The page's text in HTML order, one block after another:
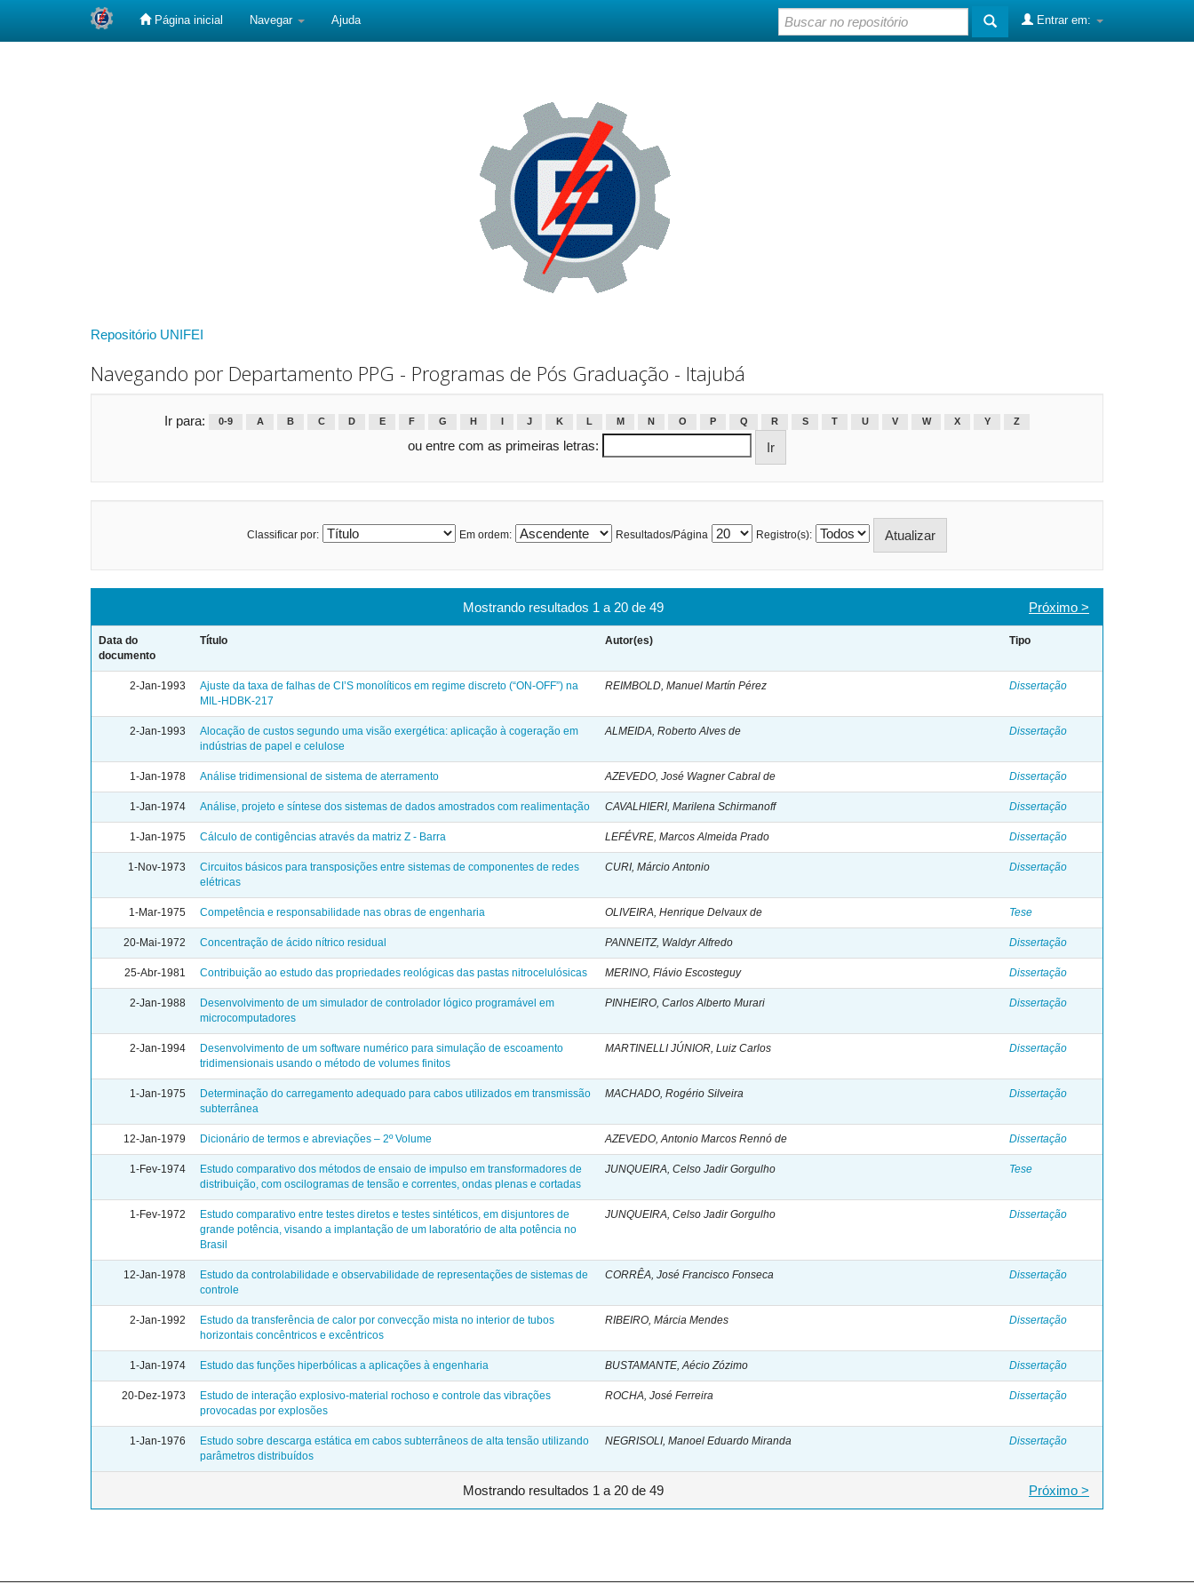
Página inicial Navegar Ajuda Entrar em:
Repositório UNIFEI
Navegando por Departamento PPG - Programas de Pós Graduação - Itajubá
Ir para: 0-9 A B C D E F G H J K L M N O P Q R S T U V W X Y Z
ou entre com as primeiras letras:
Classificar por: Em ordem: Resultados/Página Registro(s):
Mostrando resultados 1 a 20 de 49 Próximo >
Data do
documento
Título Autor(es) Tipo
2-Jan-1993
Ajuste da taxa de falhas de CI’S monolíticos em regime discreto (“ON-OFF”) na
MIL-HDBK-217
REIMBOLD, Manuel Martín Pérez Dissertação
2-Jan-1993
Alocação de custos segundo uma visão exergética: aplicação à cogeração em
indústrias de papel e celulose
ALMEIDA, Roberto Alves de Dissertação
1-Jan-1978 Análise tridimensional de sistema de aterramento AZEVEDO, José Wagner Cabral de Dissertação
1-Jan-1974 Análise, projeto e síntese dos sistemas de dados amostrados com realimentação CAVALHIERI, Marilena Schirmanoff Dissertação
1-Jan-1975 Cálculo de contigências através da matriz Z - Barra LEFÉVRE, Marcos Almeida Prado Dissertação
1-Nov-1973
Circuitos básicos para transposições entre sistemas de componentes de redes
elétricas
CURI, Márcio Antonio Dissertação
1-Mar-1975 Competência e responsabilidade nas obras de engenharia OLIVEIRA, Henrique Delvaux de Tese
20-Mai-1972 Concentração de ácido nítrico residual PANNEITZ, Waldyr Alfredo Dissertação
25-Abr-1981 Contribuição ao estudo das propriedades reológicas das pastas nitrocelulósicas MERINO, Flávio Escosteguy Dissertação
2-Jan-1988
Desenvolvimento de um simulador de controlador lógico programável em
microcomputadores
PINHEIRO, Carlos Alberto Murari Dissertação
2-Jan-1994
Desenvolvimento de um software numérico para simulação de escoamento
tridimensionais usando o método de volumes finitos
MARTINELLI JÚNIOR, Luiz Carlos Dissertação
1-Jan-1975
Determinação do carregamento adequado para cabos utilizados em transmissão
subterrânea
MACHADO, Rogério Silveira Dissertação
12-Jan-1979 Dicionário de termos e abreviações – 2º Volume AZEVEDO, Antonio Marcos Rennó de Dissertação
1-Fev-1974
Estudo comparativo dos métodos de ensaio de impulso em transformadores de
distribuição, com oscilogramas de tensão e correntes, ondas plenas e cortadas
JUNQUEIRA, Celso Jadir Gorgulho Tese
1-Fev-1972
Estudo comparativo entre testes diretos e testes sintéticos, em disjuntores de
grande potência, visando a implantação de um laboratório de alta potência no
Brasil
JUNQUEIRA, Celso Jadir Gorgulho Dissertação
12-Jan-1978
Estudo da controlabilidade e observabilidade de representações de sistemas de
controle
CORRÊA, José Francisco Fonseca Dissertação
2-Jan-1992
Estudo da transferência de calor por convecção mista no interior de tubos
horizontais concêntricos e excêntricos
RIBEIRO, Márcia Mendes Dissertação
1-Jan-1974 Estudo das funções hiperbólicas a aplicações à engenharia BUSTAMANTE, Aécio Zózimo Dissertação
20-Dez-1973
Estudo de interação explosivo-material rochoso e controle das vibrações
provocadas por explosões
ROCHA, José Ferreira Dissertação
1-Jan-1976
Estudo sobre descarga estática em cabos subterrâneos de alta tensão utilizando
parâmetros distribuídos
NEGRISOLI, Manoel Eduardo Miranda Dissertação
Mostrando resultados 1 a 20 de 49 Próximo >